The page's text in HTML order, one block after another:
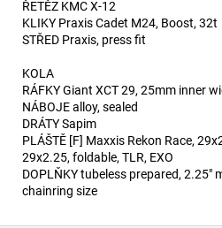
ŘETĚZ KMC X-12
KLIKY Praxis Cadet M24, Boost, 32t
STŘED Praxis, press fit
KOLA
RÁFKY Giant XCT 29, 25mm inner
NÁBOJE alloy, sealed
DRÁTY Sapim
PLÁŠTĚ [F] Maxxis Rekon Race,
29x2.25, foldable, TLR, EXO
DOPLŇKY tubeless prepared, 2.25"
chainring size